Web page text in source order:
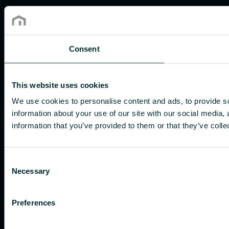
Consent
This website uses cookies
We use cookies to personalise content and ads, to provide
information about your use of our site with our social
information that you’ve provided to them or that they’ve
Selection
Necessary
Preferences